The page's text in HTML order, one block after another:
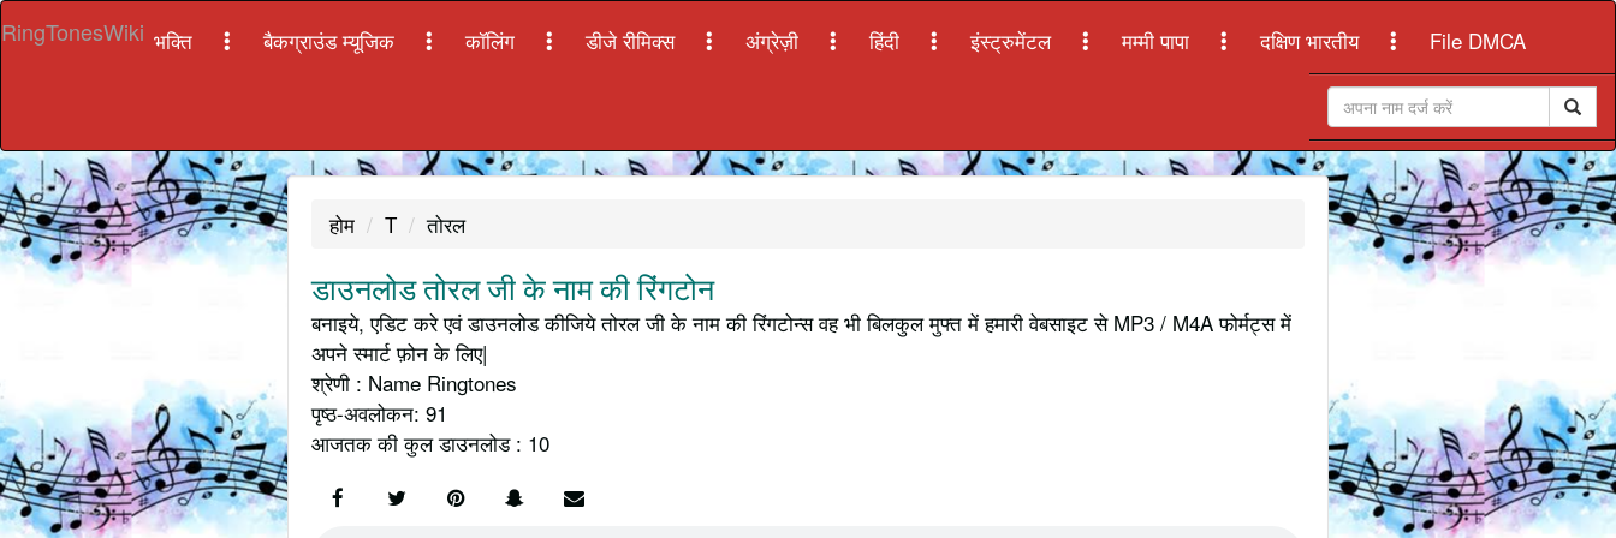
RingTonesWiki भक्ति बैकग्राउंड म्यूजिक कॉलिंग डीजे रीमिक्स अंग्रेज़ी हिंदी इंस्ट्रुमेंटल मम्मी पापा दक्षिण भारतीय File DMCA
होम T तोरल
डाउनलोड तोरल जी के नाम की रिंगटोन
बनाइये, एडिट करे एवं डाउनलोड कीजिये तोरल जी के नाम की रिंगटोन्स वह भी बिलकुल मुफ्त में हमारी वेबसाइट से MP3 / M4A फोर्मट्स में
अपने स्मार्ट फ़ोन के लिए|
श्रेणी : Name Ringtones
पृष्ठ-अवलोकन: 91
आजतक की कुल डाउनलोड : 10